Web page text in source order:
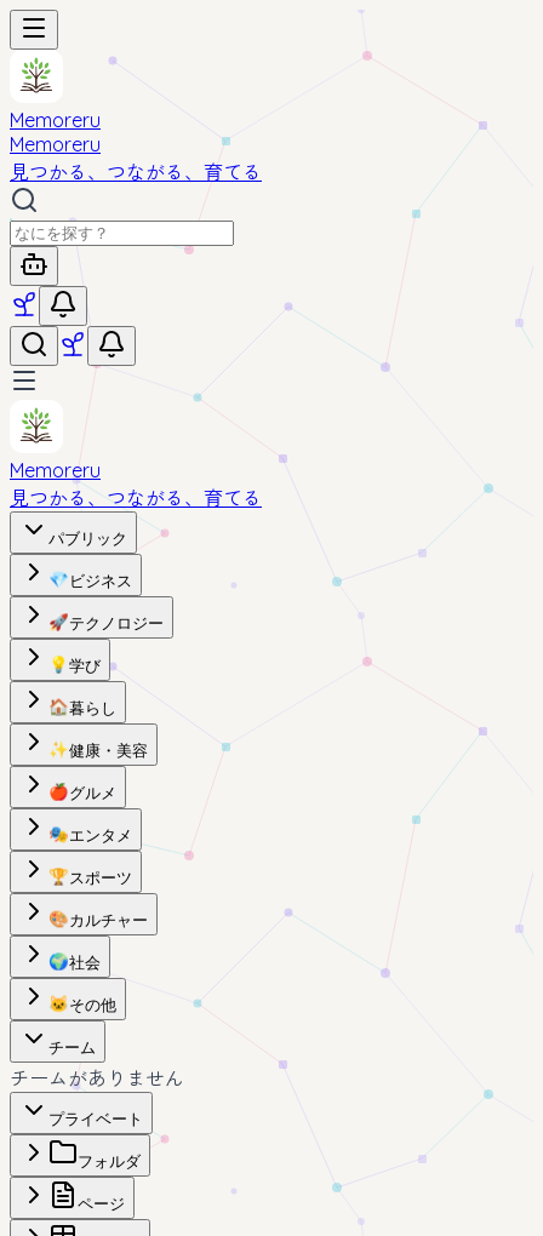
Memoreru
Memoreru
見つかる、つながる、育てる
Memoreru
見つかる、つながる、育てる
パブリック
💎 ビジネス
🚀テクノロジー
💡 学び
🏠暮らし
✨健康・美容
🍎グルメ
🎭エンタメ
🏆スポーツ
🎨カルチャー
🌍社会
🐱 その他
チーム
チームがありません
プライベート
フォルダ
ページ